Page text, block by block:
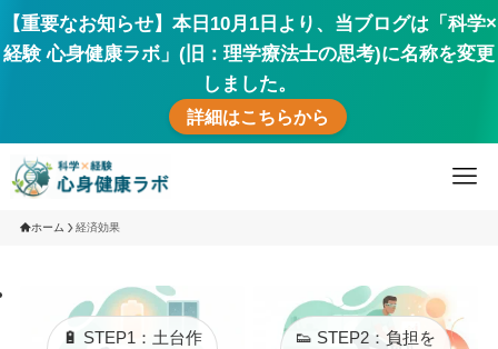
【重要なお知らせ】本日10月1日より、当ブログは「科学×
経験 心身健康ラボ」(旧：理学療法士の思考)に名称を変更
しました。
詳細はこちらから
ホーム 経済効果
🔋 STEP1：土台作
👟 STEP2：負担を